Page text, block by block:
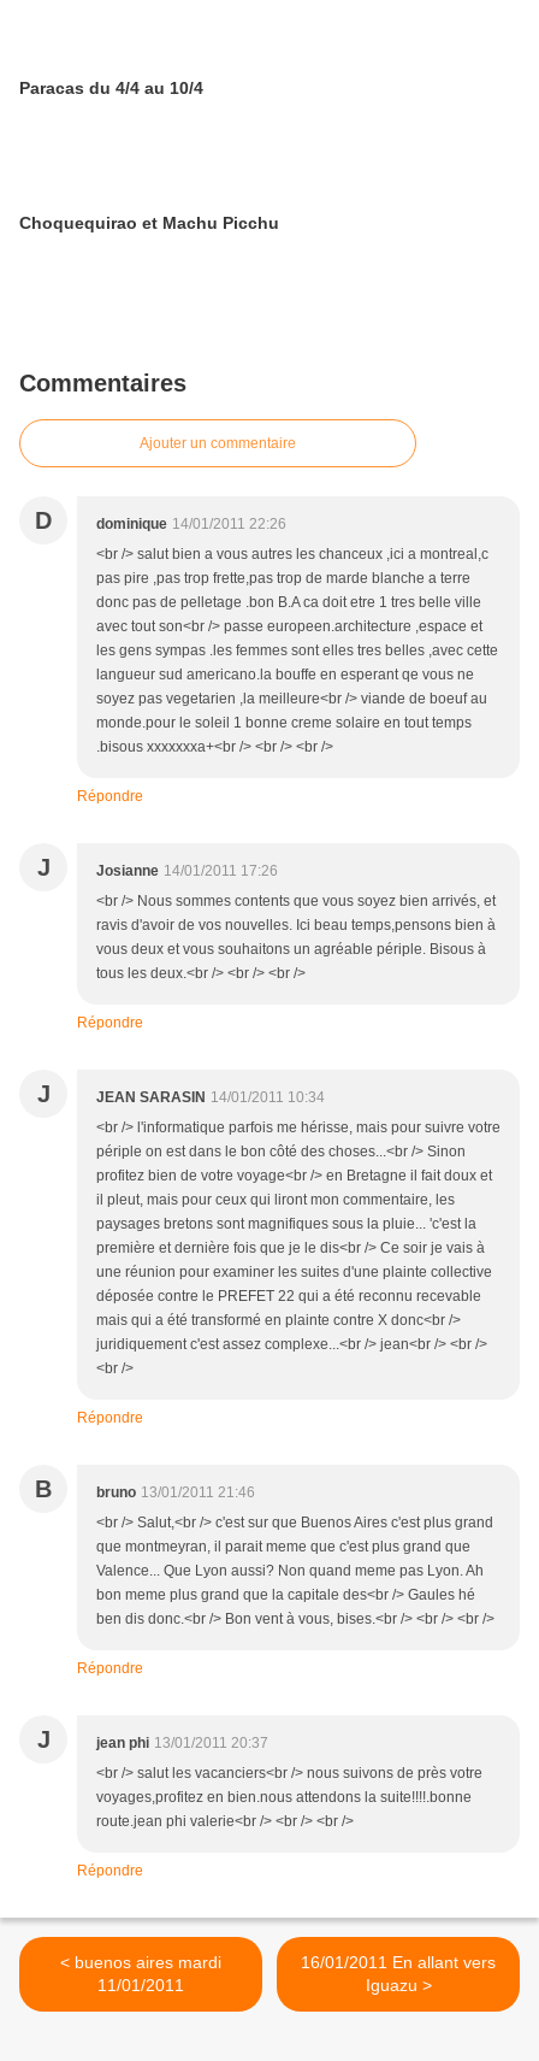
Paracas du 4/4 au 10/4
Choquequirao et Machu Picchu
Commentaires
Ajouter un commentaire
D dominique 14/01/2011 22:26
<br /> salut bien a vous autres les chanceux ,ici a montreal,c
pas pire ,pas trop frette,pas trop de marde blanche a terre
donc pas de pelletage .bon B.A ca doit etre 1 tres belle ville
avec tout son<br /> passe europeen.architecture ,espace et
les gens sympas .les femmes sont elles tres belles ,avec cette
langueur sud americano.la bouffe en esperant qe vous ne
soyez pas vegetarien ,la meilleure<br /> viande de boeuf au
monde.pour le soleil 1 bonne creme solaire en tout temps
.bisous xxxxxxxa+<br /> <br /> <br />
Répondre
J Josianne 14/01/2011 17:26
<br /> Nous sommes contents que vous soyez bien arrivés, et
ravis d'avoir de vos nouvelles. Ici beau temps,pensons bien à
vous deux et vous souhaitons un agréable périple. Bisous à
tous les deux.<br /> <br /> <br />
Répondre
J JEAN SARASIN 14/01/2011 10:34
<br /> l'informatique parfois me hérisse, mais pour suivre votre
périple on est dans le bon côté des choses...<br /> Sinon
profitez bien de votre voyage<br /> en Bretagne il fait doux et
il pleut, mais pour ceux qui liront mon commentaire, les
paysages bretons sont magnifiques sous la pluie... 'c'est la
première et dernière fois que je le dis<br /> Ce soir je vais à
une réunion pour examiner les suites d'une plainte collective
déposée contre le PREFET 22 qui a été reconnu recevable
mais qui a été transformé en plainte contre X donc<br />
juridiquement c'est assez complexe...<br /> jean<br /> <br />
<br />
Répondre
B bruno 13/01/2011 21:46
<br /> Salut,<br /> c'est sur que Buenos Aires c'est plus grand
que montmeyran, il parait meme que c'est plus grand que
Valence... Que Lyon aussi? Non quand meme pas Lyon. Ah
bon meme plus grand que la capitale des<br /> Gaules hé
ben dis donc.<br /> Bon vent à vous, bises.<br /> <br /> <br />
Répondre
J jean phi 13/01/2011 20:37
<br /> salut les vacanciers<br /> nous suivons de près votre
voyages,profitez en bien.nous attendons la suite!!!!.bonne
route.jean phi valerie<br /> <br /> <br />
Répondre
< buenos aires mardi
11/01/2011
16/01/2011 En allant vers
Iguazu >